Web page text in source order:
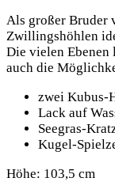
Als großer Bruder
Zwillingshöhlen
Die vielen Ebenen
auch die
zwei Kubus-
Lack auf
Seegras-
Kugel-
Höhe: 103,5 cm